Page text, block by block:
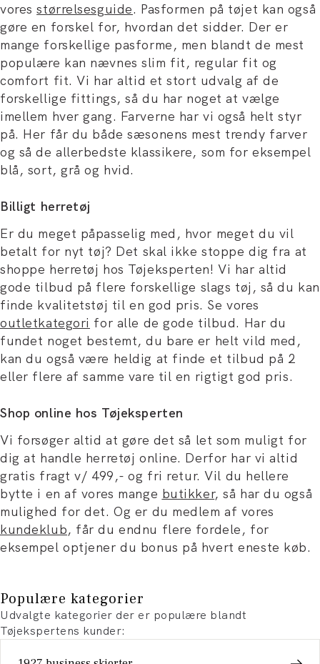
voresstørrelsesguide. Pasformen på tøjet kan også
gøre en forskel for, hvordan det sidder. Der er
mange forskellige pasforme, men blandt de mest
populære kan nævnes slim fit, regular fit og
comfort fit. Vi har altid et stort udvalg af de
forskellige fittings, så du har noget at vælge
imellem hver gang. Farverne har vi også helt styr
på. Her får du både sæsonens mest trendy farver
og så de allerbedste klassikere, som for eksempel
blå, sort, grå og hvid.
Billigt herretøj
Er du meget påpasselig med, hvor meget du vil
betalt for nyt tøj? Det skal ikke stoppe dig fra at
shoppe herretøj hos Tøjeksperten! Vi har altid
gode tilbud på flere forskellige slags tøj, så du kan
finde kvalitetstøj til en god pris. Se vores
outletkategori for alle de gode tilbud. Har du
fundet noget bestemt, du bare er helt vild med,
kan du også være heldig at finde et tilbud på 2
eller flere af samme vare til en rigtigt god pris.
Shop online hos Tøjeksperten
Vi forsøger altid at gøre det så let som muligt for
dig at handle herretøj online. Derfor har vi altid
gratis fragt v/ 499,- og fri retur. Vil du hellere
bytte i en af vores mange butikker, så har du også
mulighed for det. Og er du medlem af vores
kundeklub, får du endnu flere fordele, for
eksempel optjener du bonus på hvert eneste køb.
Populære kategorier
Udvalgte kategorier der er populære blandt
Tøjekspertens kunder: